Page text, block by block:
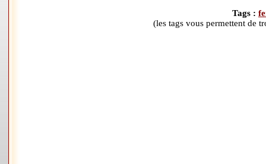
Tags :
(les tags vous permettent de